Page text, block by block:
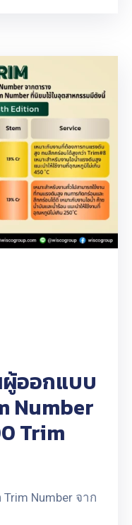
ผู้ออกแบบ
Number
Trim
Number จาก